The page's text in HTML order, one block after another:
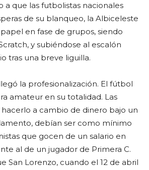
a que las futbolistas nacionales
de su blanqueo, la Albiceleste
en fase de grupos, siendo
y subiéndose al escalón
tras una breve liguilla.
la profesionalización. El fútbol
amateur en su totalidad. Las
a cambio de dinero bajo un
debían ser como mínimo
que gocen de un salario en
al de un jugador de Primera C.
San Lorenzo, cuando el 12 de abril